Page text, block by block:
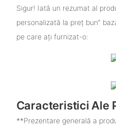
Sigur! Iată un rezumat al
personalizată la preț bun”
pe care ați furnizat-o:
Caracteristici Ale
**Prezentare generală a